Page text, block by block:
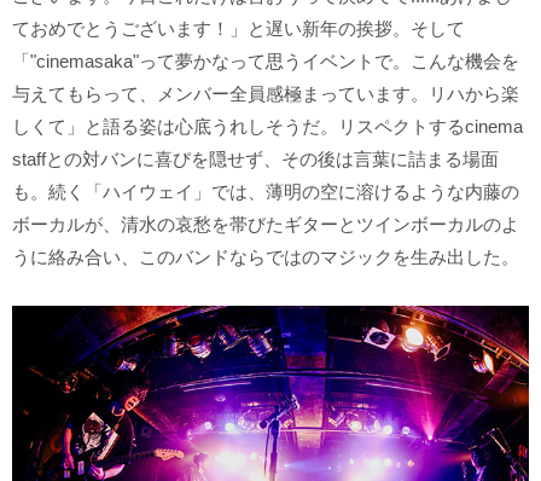
ておめでとうございます！」と遅い新年の挨拶。そして
「"cinemasaka"って夢かなって思うイベントで。こんな機会を
与えてもらって、メンバー全員感極まっています。リハから楽
しくて」と語る姿は心底うれしそうだ。リスペクトするcinema
staffとの対バンに喜びを隠せず、その後は言葉に詰まる場面
も。続く「ハイウェイ」では、薄明の空に溶けるような内藤の
ボーカルが、清水の哀愁を帯びたギターとツインボーカルのよ
うに絡み合い、このバンドならではのマジックを生み出した。